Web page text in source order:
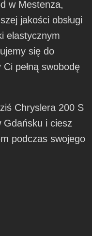
w Mestenza,
jakości obsługi
elastycznym
się do
pełną swobodę
Chryslera 200 S
Gdańsku i ciesz
podczas swojego